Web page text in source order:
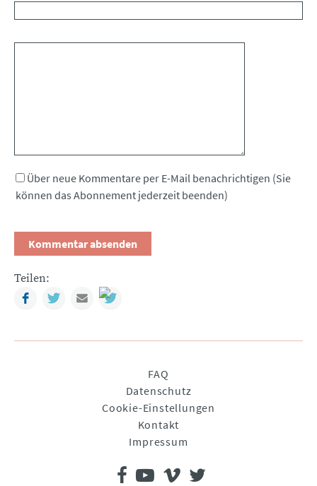
Über neue Kommentare per E-Mail benachrichtigen (Sie
können das Abonnement jederzeit beenden)
Teilen:
FacebookTwitterMail
FAQ
Datenschutz
Cookie-Einstellungen
Kontakt
Impressum